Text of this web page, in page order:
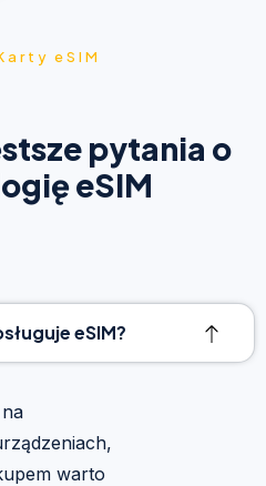
eSIM
pytania o
eSIM
eSIM?
warto